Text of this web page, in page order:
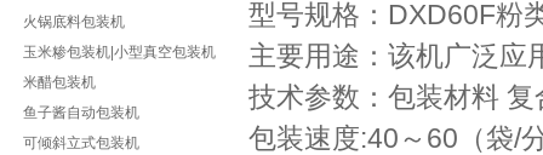
火锅底料包装机
玉米糁包装机|小型真空包装机
米醋包装机
鱼子酱自动包装机
可倾斜立式包装机
型号规格：DXD60F粉
主要用途：该机广泛应
技术参数：包装材料
包装速度:40～60（袋/